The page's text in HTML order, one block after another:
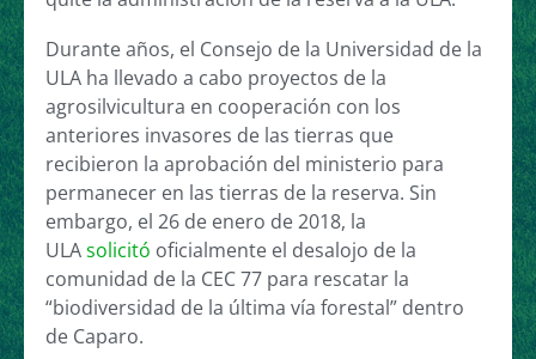
Durante años, el Consejo de la Universidad de la
ULA ha llevado a cabo proyectos de la
agrosilvicultura en cooperación con los
anteriores invasores de las tierras que
recibieron la aprobación del ministerio para
permanecer en las tierras de la reserva. Sin
embargo, el 26 de enero de 2018, la
ULAsolicitó oficialmente el desalojo de la
comunidad de la CEC 77 para rescatar la
“biodiversidad de la última vía forestal” dentro
de Caparo.